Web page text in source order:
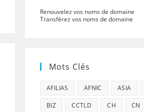
Renouvelez vos noms de domaine
Transférez vos noms de domaine
Mots Clés
AFILIAS AFNIC ASIA
BIZ CCTLD CH CN